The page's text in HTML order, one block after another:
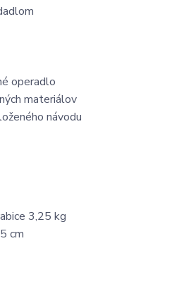
operadlo
materiálov
návodu
3,25 kg
cm